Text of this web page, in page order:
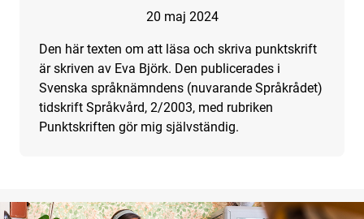
20 maj 2024
Den här texten om att läsa och skriva punktskrift
är skriven av Eva Björk. Den publicerades i
Svenska språknämndens (nuvarande Språkrådet)
tidskrift Språkvård, 2/2003, med rubriken
Punktskriften gör mig självständig.